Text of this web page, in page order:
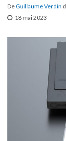
DeGuillaume Verdin
18 mai 2023